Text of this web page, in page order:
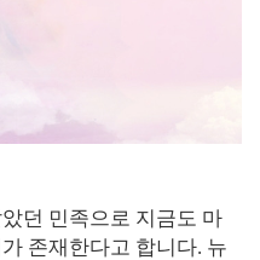
던 민족으로 지금도 마
존재한다고 합니다. 뉴